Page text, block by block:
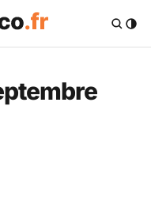
Eco .fr —